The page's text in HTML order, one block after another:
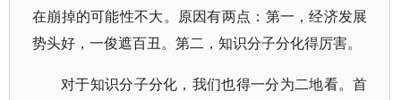
在崩掉的可能性不大。原因有两点：第一，经济发展
势头好，一俊遮百丑。第二，知识分子分化得厉害。
对于知识分子分化，我们也得一分为二地看。首